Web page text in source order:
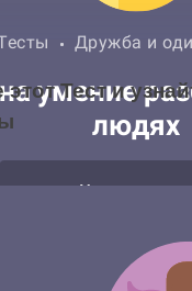
этот Тест и